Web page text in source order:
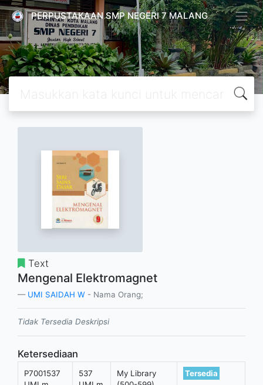
PERPUSTAKAAN SMP NEGERI 7 MALANG
Text
Mengenal Elektromagnet
UMI SAIDAH W - Nama Orang;
Tidak Tersedia Deskripsi
Ketersediaan
P7001537
537
My Library
Tersedia